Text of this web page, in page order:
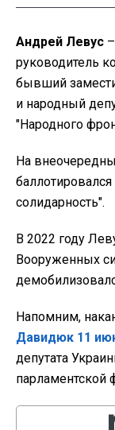
Андрей Левус
руководитель
бывший
и народный
"Народного
На
солидарность".
В 2022 году
Вооруженных
Напомним,
Давидюк 11
депутата
парламентской